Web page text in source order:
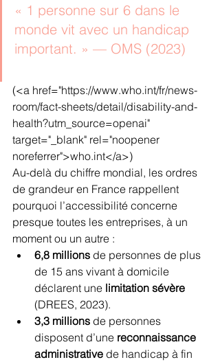
« 1 personne sur 6 dans le
monde vit avec un handicap
important. » — OMS (2023)
(<a href="https://www.who.int/fr/news-
room/fact-sheets/detail/disability-and-
health?utm_source=openai"
target="_blank" rel="noopener
noreferrer">who.int</a>)
Au-delà du chiffre mondial, les ordres
de grandeur en France rappellent
pourquoi l’accessibilité concerne
presque toutes les entreprises, à un
moment ou un autre :
6,8 millions de personnes de plus
de 15 ans vivant à domicile
déclarent une limitation sévère
(DREES, 2023).
3,3 millions de personnes
disposent d’une reconnaissance
administrative de handicap à fin